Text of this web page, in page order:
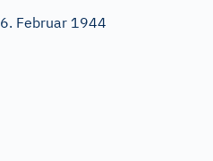
Februar 1944